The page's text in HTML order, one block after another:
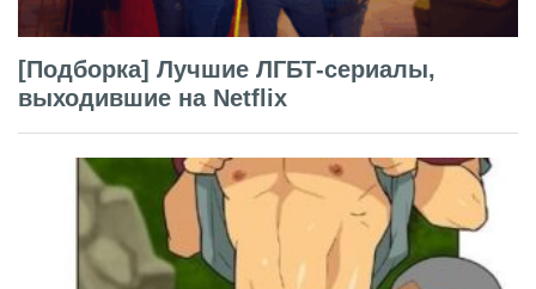
[Подборка] Лучшие ЛГБТ-сериалы,
выходившие на Netflix